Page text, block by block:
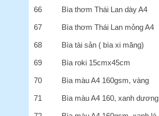
66 Bìa thơm Thái Lan dày A4
67 Bìa thơm Thái Lan mỏng A4
68 Bìa tài sản ( bìa xi măng)
69 Bìa roki 15cmx45cm
70 Bìa màu A4 160gsm, vàng
71 Bìa màu A4 160, xanh dương